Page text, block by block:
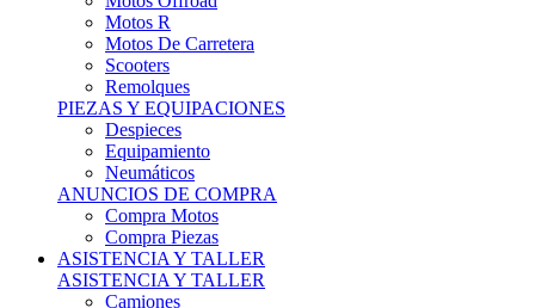
Motos R
Motos De Carretera
Scooters
Remolques
PIEZAS Y EQUIPACIONES
Despieces
Equipamiento
Neumáticos
ANUNCIOS DE COMPRA
Compra Motos
Compra Piezas
ASISTENCIA Y TALLER
ASISTENCIA Y TALLER
Camiones